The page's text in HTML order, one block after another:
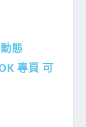
態
專頁 可